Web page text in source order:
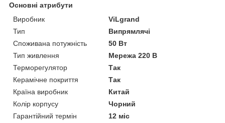
Основні атрибути
Виробник
ViLgrand
Тип
Випрямлячі
Споживана потужність
50 Вт
Тип живлення
Мережа 220 В
Терморегулятор
Так
Керамічне покриття
Так
Країна виробник
Китай
Колір корпусу
Чорний
Гарантійний термін
12 міс